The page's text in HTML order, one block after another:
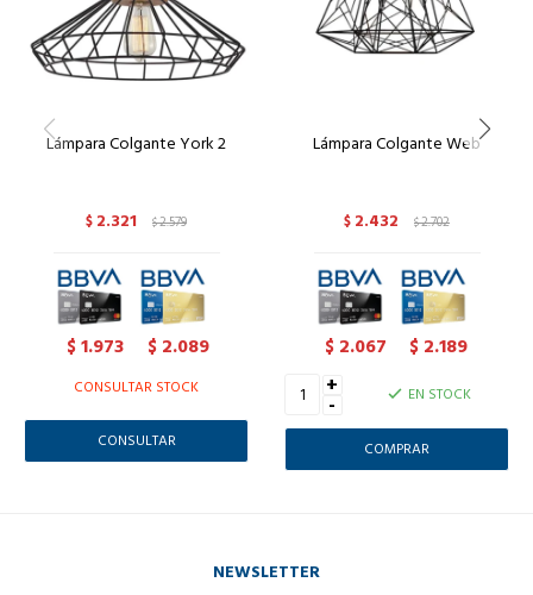
Lámpara Colgante York 2
$ 2.321 $2.579
$1.973 $ 2.089
CONSULTAR STOCK
CONSULTAR
Lámpara Colgante Web
$ 2.432 $2.702
$ 2.067 $ 2.189
+
- EN STOCK
NEWSLETTER